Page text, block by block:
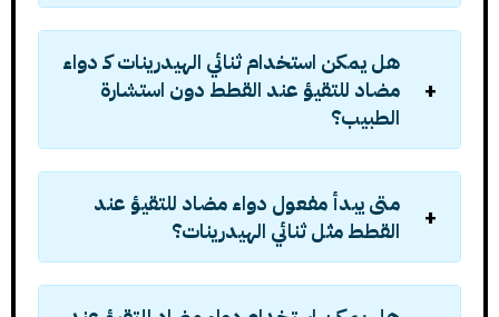
هل يمكن استخدام ثنائي الهيدرينات كـ دواء
مضاد للتقيؤ عند القطط دون استشارة
الطبيب؟
متى يبدأ مفعول دواء مضاد للتقيؤ عند
القطط مثل ثنائي الهيدرينات؟